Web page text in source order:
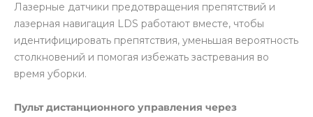
Лазерные датчики предотвращения препятствий и
лазерная навигация LDS работают вместе, чтобы
идентифицировать препятствия, уменьшая вероятность
столкновений и помогая избежать застревания во
время уборки.
Пульт дистанционного управления через